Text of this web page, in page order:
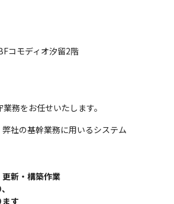
ディオ汐留2階
務をお任せいたします。
社の基幹業務に用いるシステム
新・構築作業
す